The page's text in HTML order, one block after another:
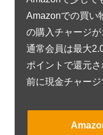
Amazonでの買い
の購入チャージが
通常会員は最大
ポイントで還元
前に現金チャージ